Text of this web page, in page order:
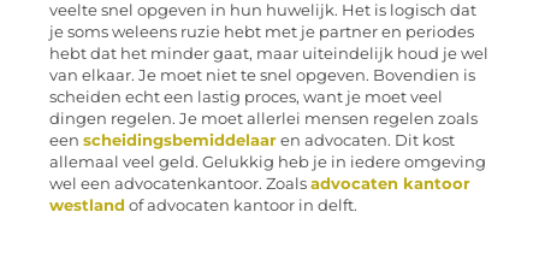
veelte snel opgeven in hun huwelijk. Het is logisch dat
je soms weleens ruzie hebt met je partner en periodes
hebt dat het minder gaat, maar uiteindelijk houd je wel
van elkaar. Je moet niet te snel opgeven. Bovendien is
scheiden echt een lastig proces, want je moet veel
dingen regelen. Je moet allerlei mensen regelen zoals
een scheidingsbemiddelaar en advocaten. Dit kost
allemaal veel geld. Gelukkig heb je in iedere omgeving
wel een advocatenkantoor. Zoals advocaten kantoor
westland of advocaten kantoor in delft.